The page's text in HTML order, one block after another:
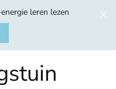
leren lezen